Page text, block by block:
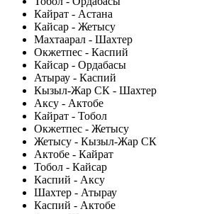
Кайрат - Астана
Кайсар - Жетысу
Махтаарал - Шахтер
Окжетпес - Каспий
Кайсар - Ордабасы
Атырау - Каспий
Кызыл-Жар СК - Шахтер
Аксу - Актобе
Кайрат - Тобол
Окжетпес - Жетысу
Жетысу - Кызыл-Жар СК
Актобе - Кайрат
Тобол - Кайсар
Каспий - Аксу
Шахтер - Атырау
Каспий - Актобе